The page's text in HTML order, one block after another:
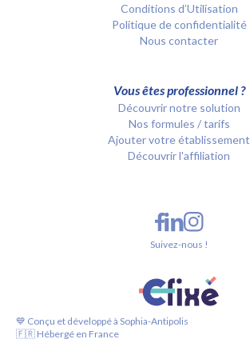
Conditions d’Utilisation
Politique de confidentialité
Nous contacter
Vous êtes professionnel ?
Découvrir notre solution
Nos formules / tarifs
Ajouter votre établissement
Découvrir l'affiliation
💙 Conçu et développé à Sophia-Antipolis
🇫🇷 Hébergé en France
Suivez-nous !